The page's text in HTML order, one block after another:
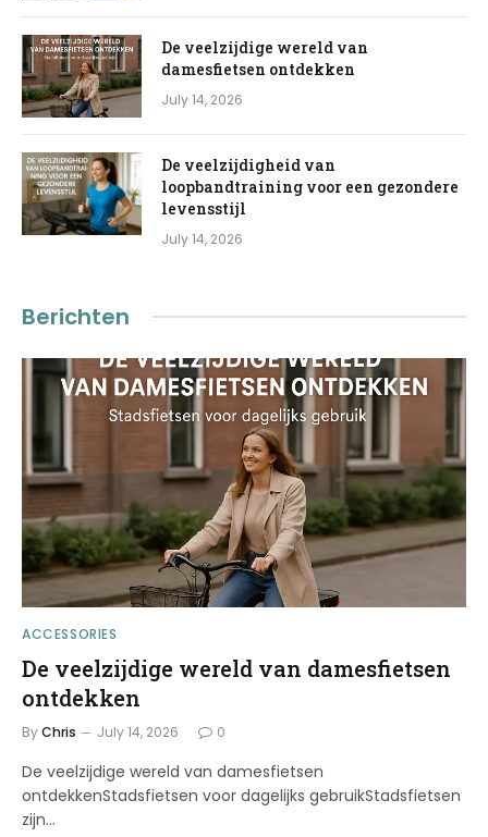
De veelzijdige wereld van
damesfietsen ontdekken
July 14, 2026
De veelzijdigheid van
loopbandtraining voor een gezondere
levensstijl
July 14, 2026
Berichten
ACCESSORIES
De veelzijdige wereld van damesfietsen
ontdekken
ByChris July 14, 2026 0
De veelzijdige wereld van damesfietsen
ontdekkenStadsfietsen voor dagelijks gebruikStadsfietsen
zijn…